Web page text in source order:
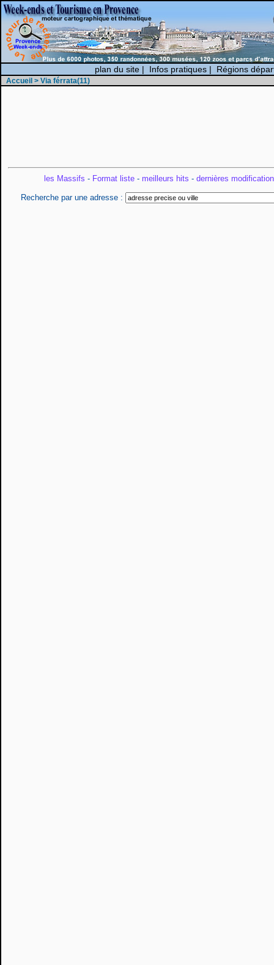
plan du site| Infos pratiques| Régions
Accueil > Via férrata(11)
les Massifs - Format liste- meilleurs hits - dernières
Recherche par une adresse :